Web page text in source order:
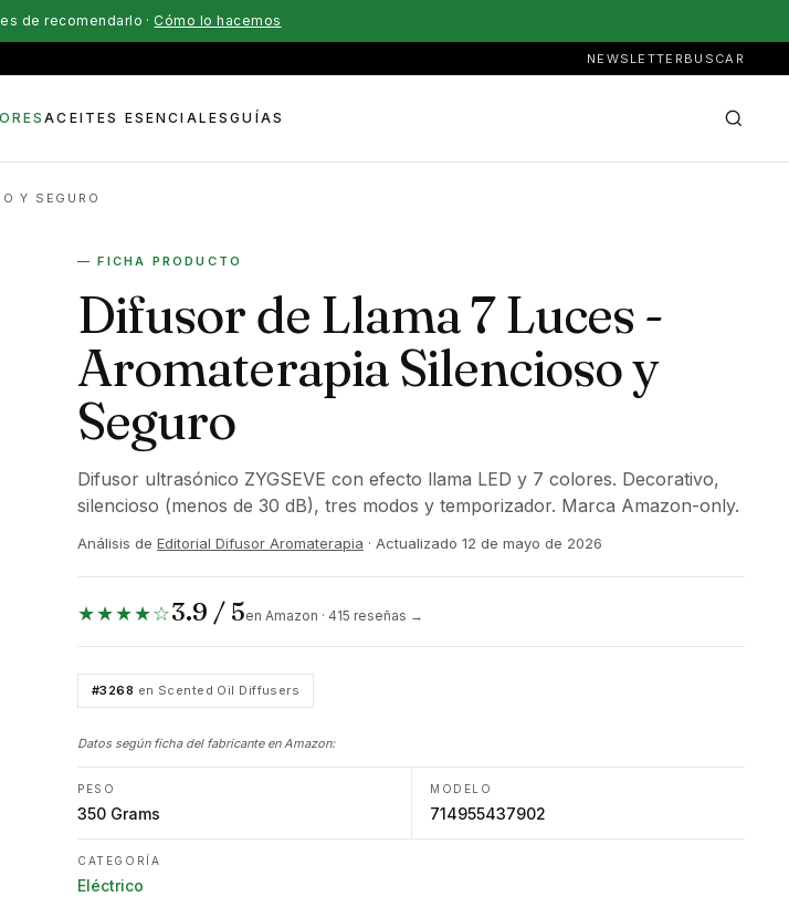
de recomendarlo · Cómo lo hacemos
NEWSLETTER BUSCAR
ACEITES ESENCIALESGUÍAS
Y SEGURO
— FICHA PRODUCTO
Difusor de Llama 7 Luces -
Aromaterapia Silencioso y
Seguro
Difusor ultrasónico ZYGSEVE con efecto llama LED y 7 colores. Decorativo,
silencioso (menos de 30 dB), tres modos y temporizador. Marca Amazon-only.
Análisis de Editorial Difusor Aromaterapia · Actualizado 12 de mayo de 2026
★★★★☆3.9 / 5en Amazon · 415 reseñas →
#3268 en Scented Oil Diffusers
Datos según ficha del fabricante en Amazon:
PESO
350 Grams
MODELO
714955437902
CATEGORÍA
Eléctrico